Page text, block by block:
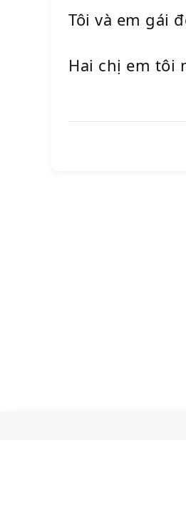
Tôi và em gái
Hai chị em tôi